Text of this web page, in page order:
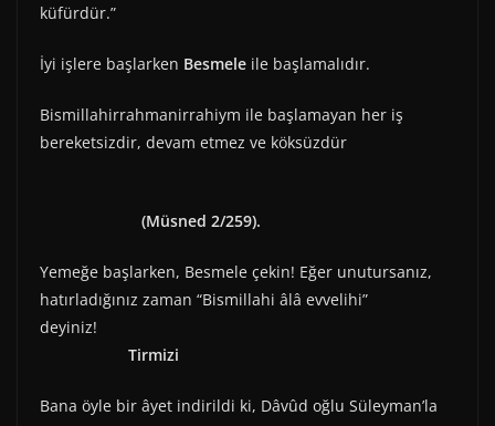
küfürdür.”
İyi işlere başlarken Besmele ile başlamalıdır.
Bismillahirrahmanirrahiym ile başlamayan her iş
bereketsizdir, devam etmez ve köksüzdür
(Müsned 2/259).
Yemeğe başlarken, Besmele çekin! Eğer unutursanız,
hatırladığınız zaman “Bismillahi âlâ evvelihi”
deyiniz!
Tirmizi
Bana öyle bir âyet indirildi ki, Dâvûd oğlu Süleyman’la